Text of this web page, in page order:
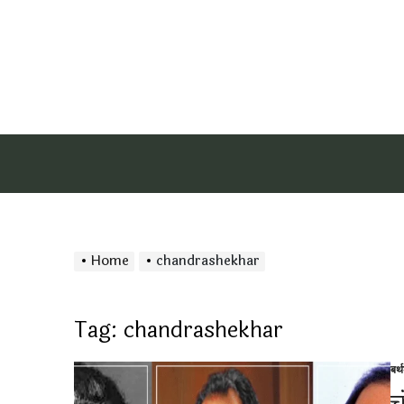
Home chandrashekhar
Tag: chandrashekhar
in